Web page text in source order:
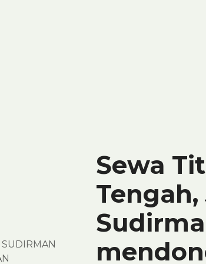
Sewa
Tengah,